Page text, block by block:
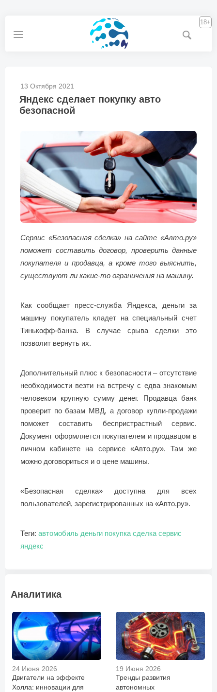
18+
13 Октября 2021
Яндекс сделает покупку авто
безопасной
Сервис «Безопасная сделка» на сайте «Авто.ру»
поможет составить договор, проверить данные
покупателя и продавца, а кроме того выяснить,
существуют ли какие-то ограничения на машину.
Как сообщает пресс-служба Яндекса, деньги за
машину покупатель кладет на специальный счет
Тинькофф-банка. В случае срыва сделки это
позволит вернуть их.
Дополнительный плюс к безопасности – отсутствие
необходимости везти на встречу с едва знакомым
человеком крупную сумму денег. Продавца банк
проверит по базам МВД, а договор купли-продажи
поможет составить беспристрастный сервис.
Документ оформляется покупателем и продавцом в
личном кабинете на сервисе «Авто.ру». Там же
можно договориться и о цене машины.
«Безопасная сделка» доступна для всех
пользователей, зарегистрированных на «Авто.ру».
Теги: автомобиль деньги покупка сделка сервис
яндекс
Аналитика
24 Июня 2026
Двигатели на эффекте
Холла: инновации для
19 Июня 2026
Тренды развития
автономных